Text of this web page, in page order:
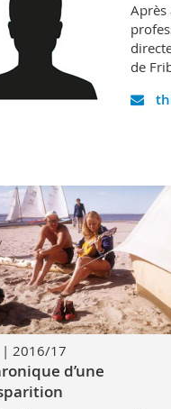
Après
de
2016/17
d’une